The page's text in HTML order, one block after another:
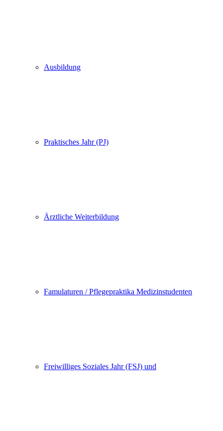
Ausbildung
Praktisches Jahr (PJ)
Ärztliche Weiterbildung
Famulaturen / Pflegepraktika Medizinstudenten
Freiwilliges Soziales Jahr (FSJ) und